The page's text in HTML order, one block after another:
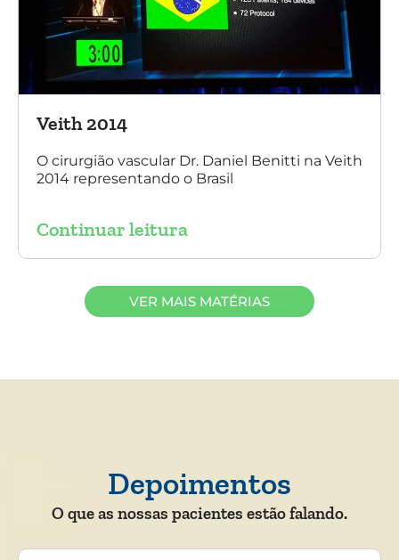
Veith 2014
O cirurgião vascular Dr. Daniel Benitti na Veith
2014 representando o Brasil
Continuar leitura
VER MAIS MATÉRIAS
Depoimentos
O que as nossas pacientes estão falando.